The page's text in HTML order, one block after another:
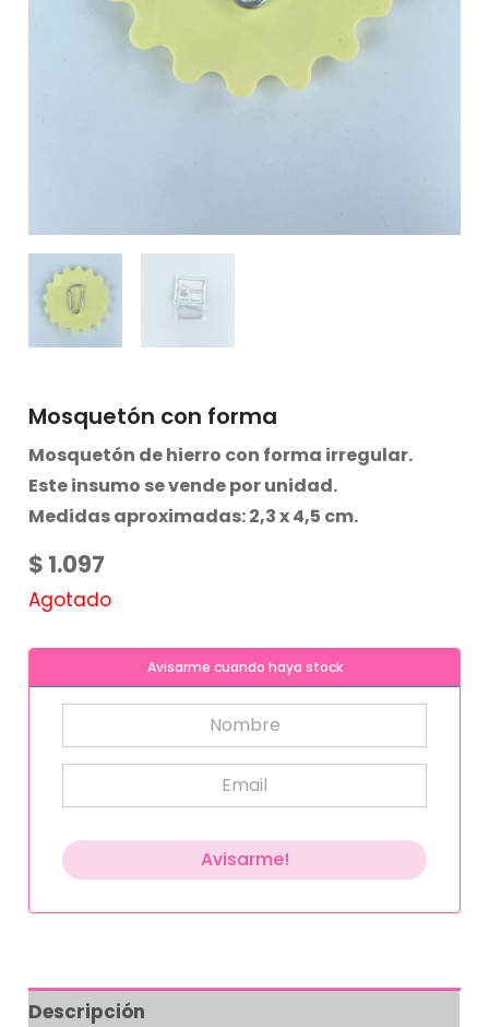
Mosquetón con forma
Mosquetón de hierro con forma irregular.
Este insumo se vende por unidad.
Medidas aproximadas: 2,3 x 4,5 cm.
$ 1.097
Agotado
Avisarme cuando haya stock
Descripción